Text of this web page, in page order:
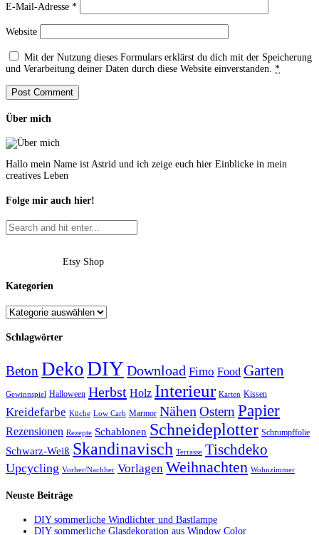
E-Mail-Adresse *
Website
Mit der Nutzung dieses Formulars erklärst du dich mit der Speicherung
und Verarbeitung deiner Daten durch diese Website einverstanden. *
Über mich
Hallo mein Name ist Astrid und ich zeige euch hier Einblicke in mein
creatives Leben
Folge mir auch hier!
Etsy Shop
Kategorien
Schlagwörter
Beton DekoDIYDownload Fimo Food Garten
Gewinnspiel Halloween Herbst Holz Interieur Karten Kissen
Kreidefarbe Küche Low Carb Marmor Nähen Ostern Papier
Rezensionen Rezepte Schablonen Schneideplotter Schrumpffolie
Schwarz-Weiß Skandinavisch Terrasse Tischdeko
Upcycling Vorher/Nachher Vorlagen Weihnachten Wohnzimmer
Neuste Beiträge
DIY sommerliche Windlichter und Bastlampe
DIY sommerliche Glasdekoration aus Window Color